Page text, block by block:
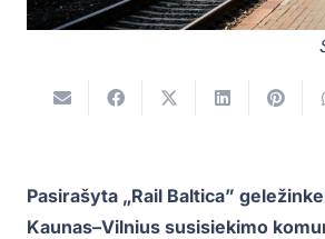
Pasirašyta „Rail Baltica”
Kaunas–Vilnius susisiekimo